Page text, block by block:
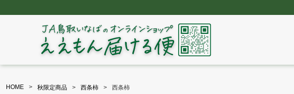
HOME 秋限定商品 西条柿 西条柿